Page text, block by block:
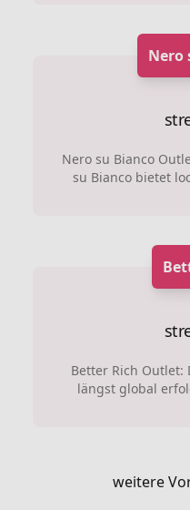
Nero
Nero su Bianco
su Bianco bietet
Better Rich Outlet:
längst global
weitere